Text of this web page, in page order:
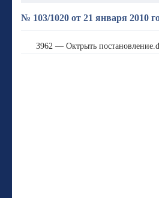
№ 103/1020 от 21 января 2010
3962 — Октрыть